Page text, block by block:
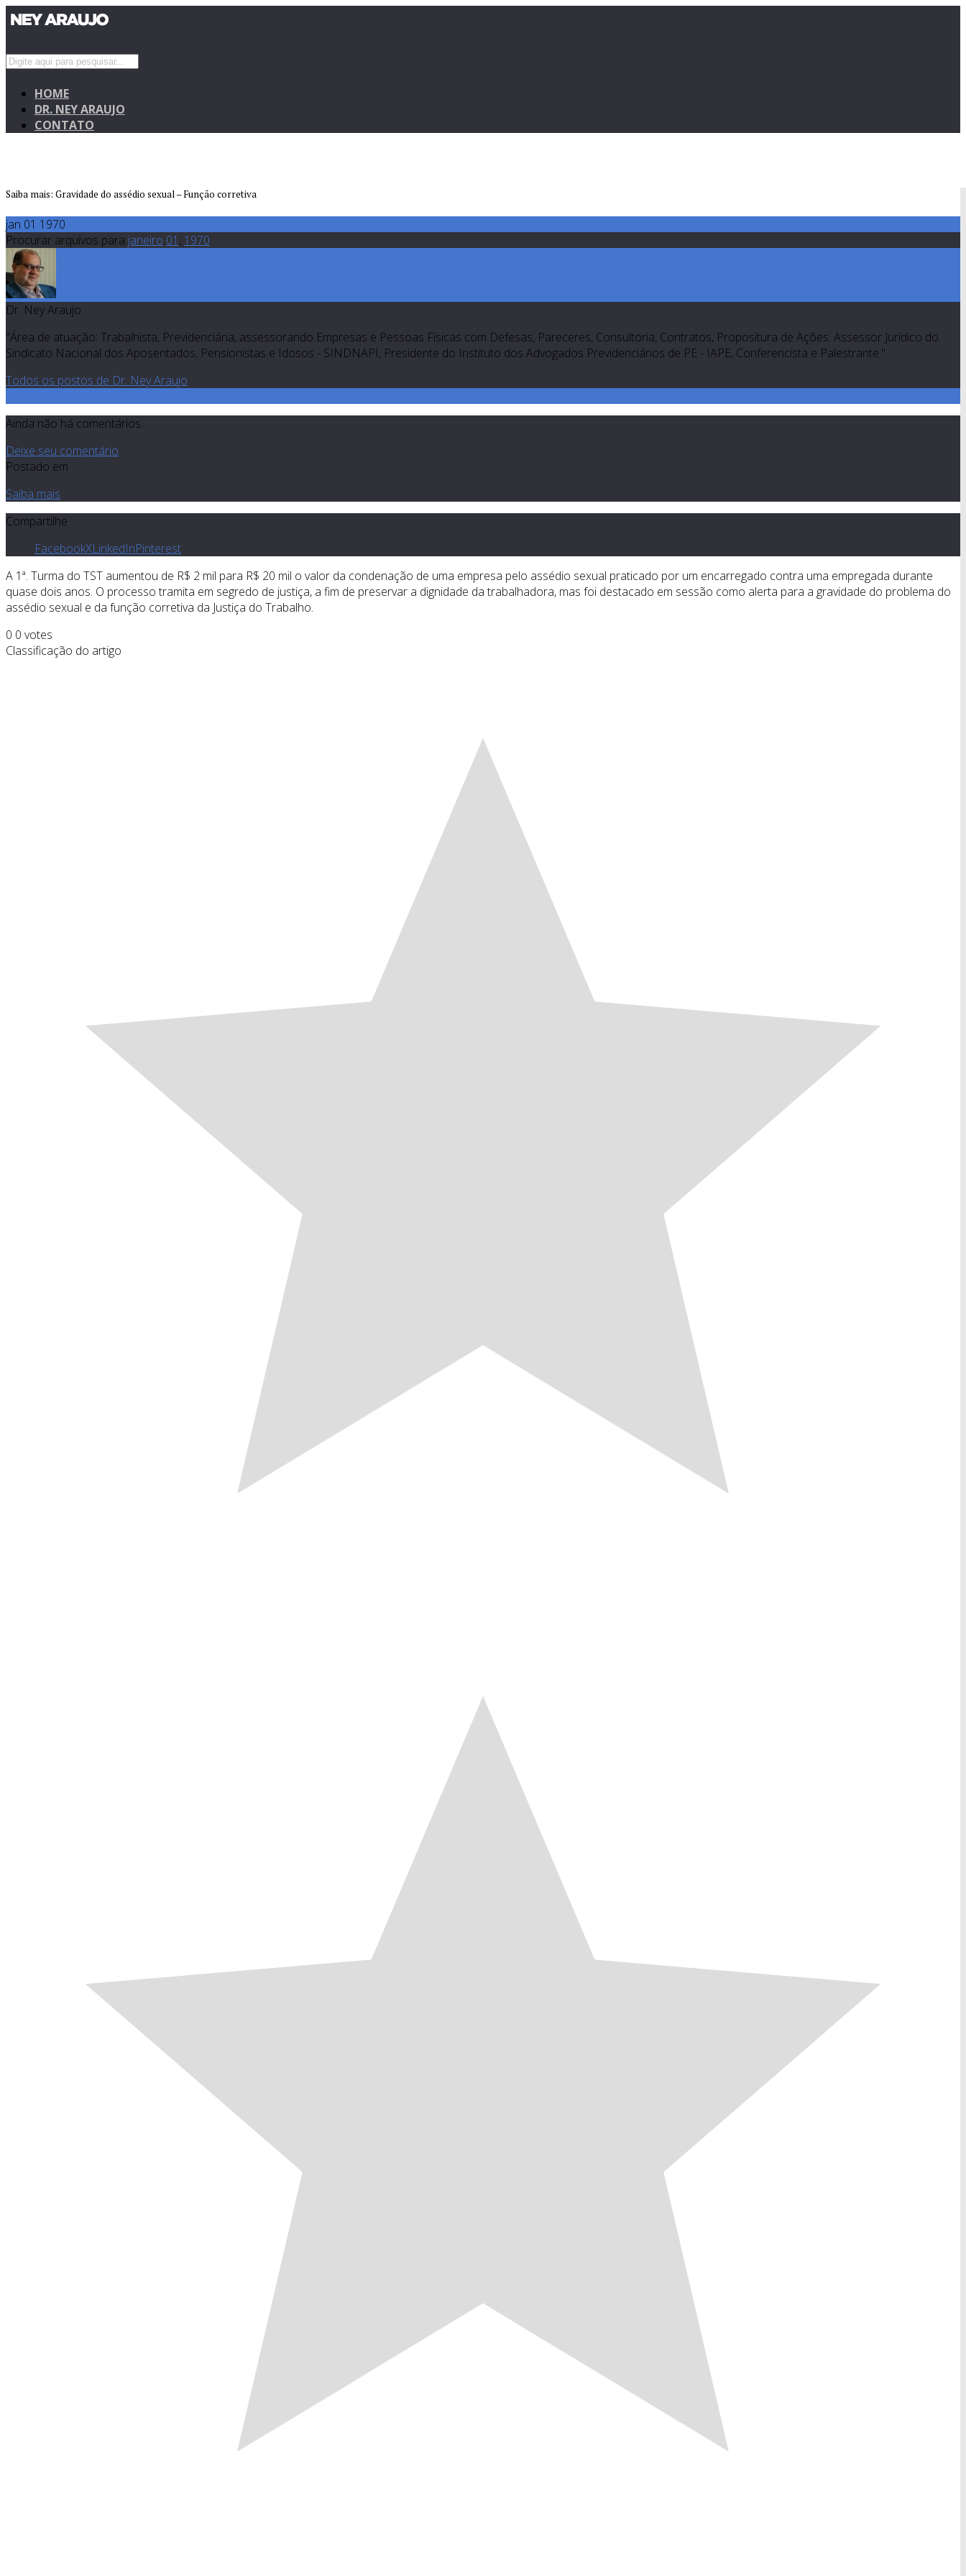
HOME
DR. NEY ARAUJO
CONTATO
Saiba mais: Gravidade do assédio sexual – Função corretiva
jan 01 1970
Procurar arquivos para janeiro 01 , 1970
Dr. Ney Araujo
"Área de atuação: Trabalhista, Previdenciária, assessorando Empresas e Pessoas Físicas com Defesas, Pareceres, Consultoria, Contratos, Propositura de Ações. Assessor Jurídico do
Sindicato Nacional dos Aposentados, Pensionistas e Idosos - SINDNAPI, Presidente do Instituto dos Advogados Previdenciários de PE - IAPE, Conferencista e Palestrante."
Todos os postos de Dr. Ney Araujo
Ainda não há comentários.
Deixe seu comentário
Postado em
Saiba mais
Compartilhe
FacebookXLinkedInPinterest
A 1ª. Turma do TST aumentou de R$ 2 mil para R$ 20 mil o valor da condenação de uma empresa pelo assédio sexual praticado por um encarregado contra uma empregada durante
quase dois anos. O processo tramita em segredo de justiça, a fim de preservar a dignidade da trabalhadora, mas foi destacado em sessão como alerta para a gravidade do problema do
assédio sexual e da função corretiva da Justiça do Trabalho.
0 0 votes
Classificação do artigo